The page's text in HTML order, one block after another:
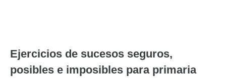
Ejercicios de sucesos seguros,
posibles e imposibles para primaria